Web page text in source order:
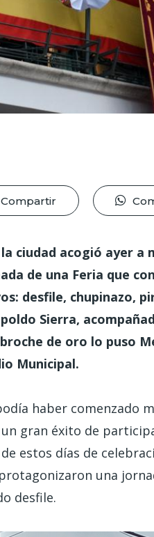
Compartir
ciudad acogió ayer a
de una Feria que
desfile, chupinazo,
Sierra,
de oro lo puso
Municipal.
haber comenzado
gran éxito de
estos días de
una
desfile.